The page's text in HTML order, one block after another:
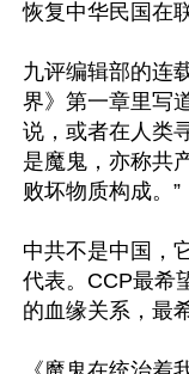
恢复中华民国在
九评编辑部的连
界》第一章里写
说，或者在人类
是魔鬼，亦称共
败坏物质构成。”
中共不是中国，
代表。CCP最希
的血缘关系，最